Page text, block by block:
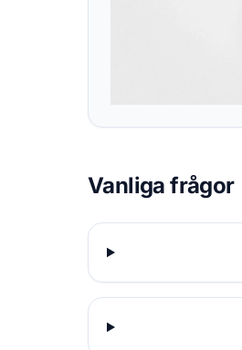
Vanliga frågor